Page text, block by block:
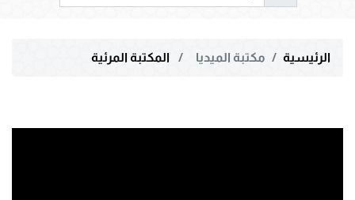
الرئيسية مكتبة الميديا المكتبة المرئية